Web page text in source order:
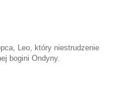
Leo, który niestrudzenie
bogini Ondyny.